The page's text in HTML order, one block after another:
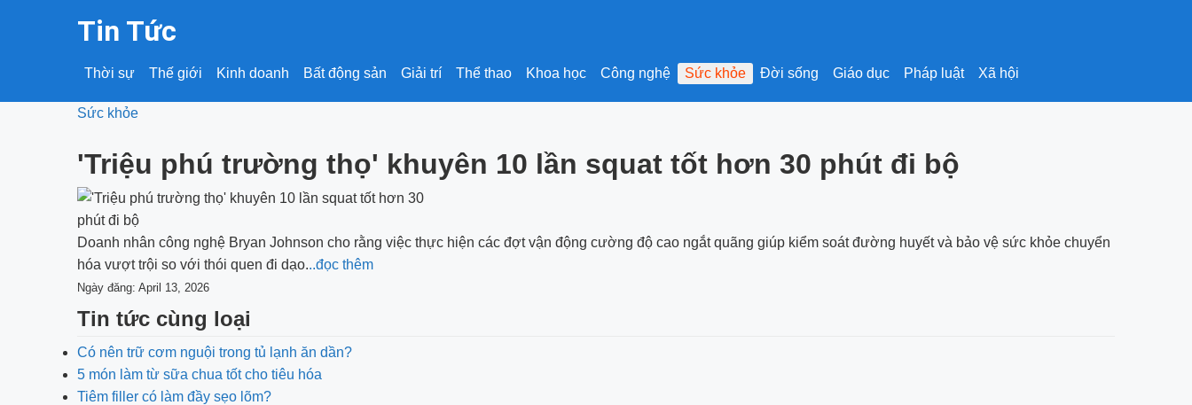
Tin Tức
Thời sự Thế giới Kinh doanh Bất động sản Giải trí Thể thao Khoa học Công nghệ Sức khỏe Đời sống Giáo dục Pháp luật Xã hội
Sức khỏe
'Triệu phú trường thọ' khuyên 10 lần squat tốt hơn 30 phút đi bộ
Doanh nhân công nghệ Bryan Johnson cho rằng việc thực hiện các đợt vận động cường độ cao ngắt quãng giúp kiểm soát đường huyết và bảo vệ sức khỏe chuyển
hóa vượt trội so với thói quen đi dạo...đọc thêm
Ngày đăng: April 13, 2026
Tin tức cùng loại
Có nên trữ cơm nguội trong tủ lạnh ăn dần?
5 món làm từ sữa chua tốt cho tiêu hóa
Tiêm filler có làm đầy sẹo lõm?